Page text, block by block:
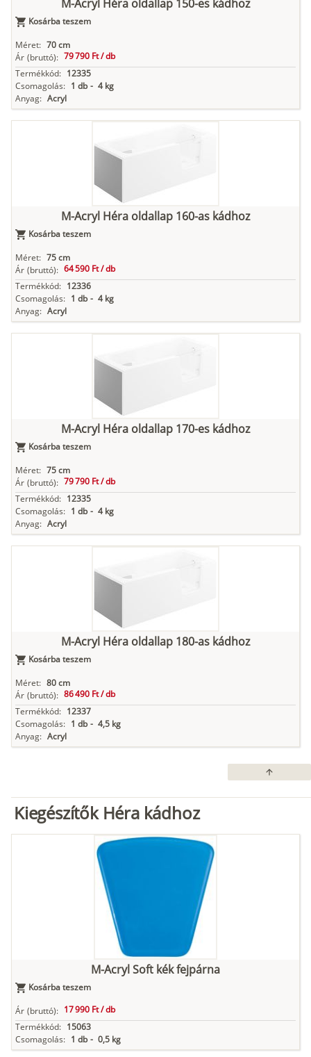
M-Acryl Héra oldallap 150-es kádhoz
Kosárba teszem
Méret: 70 cm
Ár (bruttó): 79 790 Ft /db
Termékkód: 12335
Csomagolás: 1 db - 4 kg
Anyag: Acryl
M-Acryl Héra oldallap 160-as kádhoz
Kosárba teszem
Méret: 75 cm
Ár (bruttó): 64 590 Ft /db
Termékkód: 12336
Csomagolás: 1 db - 4 kg
Anyag: Acryl
M-Acryl Héra oldallap 170-es kádhoz
Kosárba teszem
Méret: 75 cm
Ár (bruttó): 79 790 Ft /db
Termékkód: 12335
Csomagolás: 1 db - 4 kg
Anyag: Acryl
M-Acryl Héra oldallap 180-as kádhoz
Kosárba teszem
Méret: 80 cm
Ár (bruttó): 86 490 Ft /db
Termékkód: 12337
Csomagolás: 1 db - 4,5 kg
Anyag: Acryl
arrow_upward
Kiegészítők Héra kádhoz
M-Acryl Soft kék fejpárna
Kosárba teszem
Ár (bruttó): 17 990 Ft /db
Termékkód: 15063
Csomagolás: 1 db - 0,5 kg